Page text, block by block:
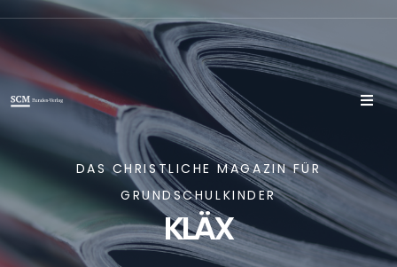
DAS CHRISTLICHE MAGAZIN FÜR
GRUNDSCHULKINDER
KLÄX